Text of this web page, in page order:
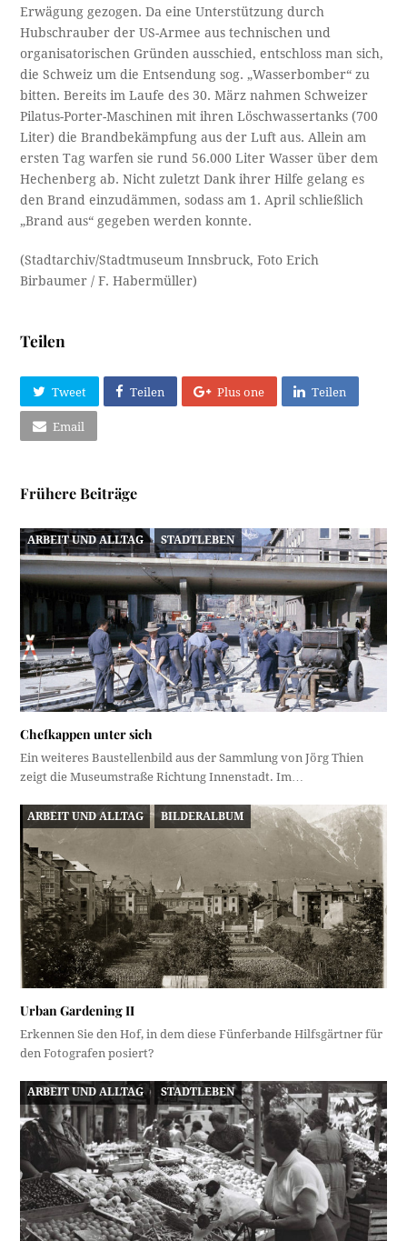
Erwägung gezogen. Da eine Unterstützung durch
Hubschrauber der US-Armee aus technischen und
organisatorischen Gründen ausschied, entschloss man sich,
die Schweiz um die Entsendung sog. „Wasserbomber“ zu
bitten. Bereits im Laufe des 30. März nahmen Schweizer
Pilatus-Porter-Maschinen mit ihren Löschwassertanks (700
Liter) die Brandbekämpfung aus der Luft aus. Allein am
ersten Tag warfen sie rund 56.000 Liter Wasser über dem
Hechenberg ab. Nicht zuletzt Dank ihrer Hilfe gelang es
den Brand einzudämmen, sodass am 1. April schließlich
„Brand aus“ gegeben werden konnte.
(Stadtarchiv/Stadtmuseum Innsbruck, Foto Erich
Birbaumer / F. Habermüller)
Teilen
Tweet Teilen Plus one Teilen
Email
Frühere Beiträge
ARBEIT UND ALLTAG STADTLEBEN
Chefkappen unter sich
Ein weiteres Baustellenbild aus der Sammlung von Jörg Thien
zeigt die Museumstraße Richtung Innenstadt. Im…
ARBEIT UND ALLTAG BILDERALBUM
Urban Gardening II
Erkennen Sie den Hof, in dem diese Fünferbande Hilfsgärtner für
den Fotografen posiert?
ARBEIT UND ALLTAG STADTLEBEN